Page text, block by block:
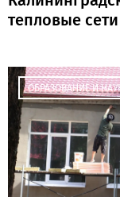
тепловые
ОБРАЗОВАНИЕ И